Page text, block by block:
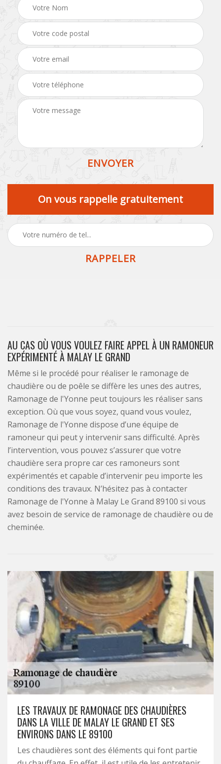
On vous rappelle gratuitement
AU CAS OÙ VOUS VOULEZ FAIRE APPEL À UN RAMONEUR
EXPÉRIMENTÉ À MALAY LE GRAND
Même si le procédé pour réaliser le ramonage de
chaudière ou de poêle se diffère les unes des autres,
Ramonage de l'Yonne peut toujours les réaliser sans
exception. Où que vous soyez, quand vous voulez,
Ramonage de l'Yonne dispose d’une équipe de
ramoneur qui peut y intervenir sans difficulté. Après
l’intervention, vous pouvez s’assurer que votre
chaudière sera propre car ces ramoneurs sont
expérimentés et capable d’intervenir peu importe les
conditions des travaux. N’hésitez pas à contacter
Ramonage de l'Yonne à Malay Le Grand 89100 si vous
avez besoin de service de ramonage de chaudière ou de
cheminée.
LES TRAVAUX DE RAMONAGE DES CHAUDIÈRES
DANS LA VILLE DE MALAY LE GRAND ET SES
ENVIRONS DANS LE 89100
Les chaudières sont des éléments qui font partie